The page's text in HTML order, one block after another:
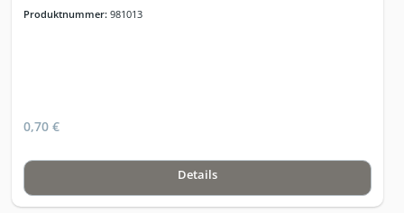
Produktnummer: 981013
0,70 €
Details